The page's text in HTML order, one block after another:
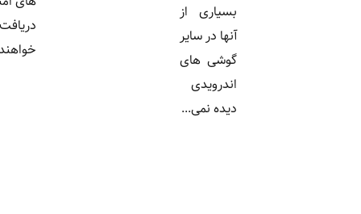
بسیاری از
آنها در سایر
گوشی های
اندرویدی
دیده نمی...
دریافت
خواهند...